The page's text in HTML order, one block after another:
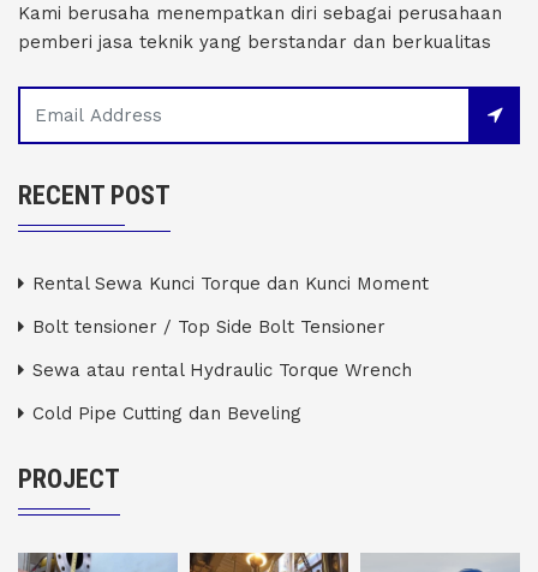
Kami berusaha menempatkan diri sebagai perusahaan
pemberi jasa teknik yang berstandar dan berkualitas
RECENT POST
Rental Sewa Kunci Torque dan Kunci Moment
Bolt tensioner / Top Side Bolt Tensioner
Sewa atau rental Hydraulic Torque Wrench
Cold Pipe Cutting dan Beveling
PROJECT